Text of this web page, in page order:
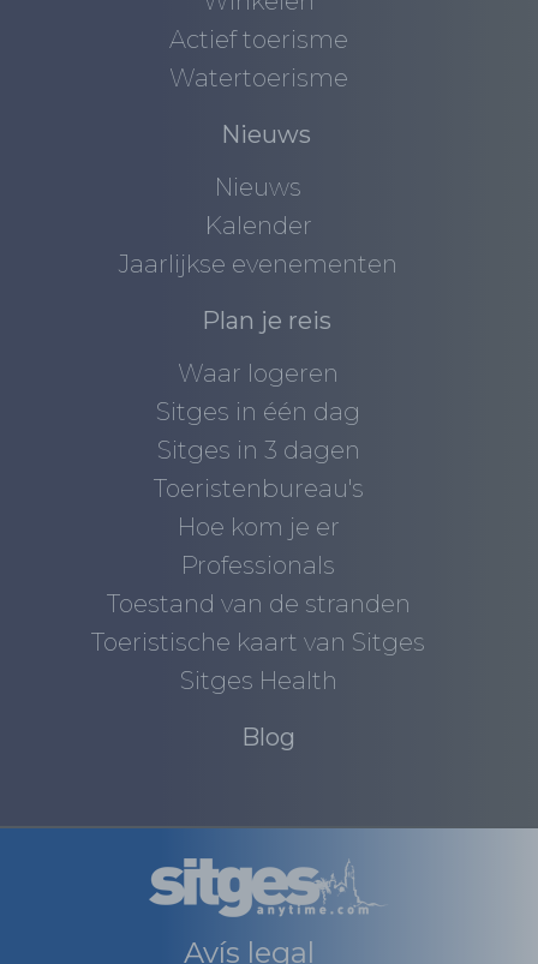
Actief toerisme
Watertoerisme
Nieuws
Nieuws
Kalender
Jaarlijkse evenementen
Plan je reis
Waar logeren
Sitges in één dag
Sitges in 3 dagen
Toeristenbureau's
Hoe kom je er
Professionals
Toestand van de stranden
Toeristische kaart van Sitges
Sitges Health
Blog
Avís legal